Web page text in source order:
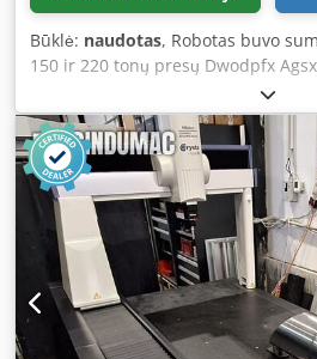
Būklė: naudotas, Robotas buvo
150 ir 220 tonų presų Dwodpfx